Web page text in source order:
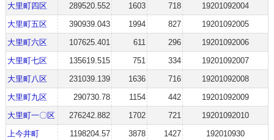
大里町四区
289520.552 1603 718
19201092004
大里町五区
390939.043 1994 827
19201092005
大里町六区
107625.401 611 296
19201092006
大里町七区
135619.515 751 334
19201092007
大里町八区
231039.139 1636 716
19201092008
大里町九区
290730.78 1154 442
19201092009
大里町一〇区
276242.882 1702 721
19201092010
上今井町
1198204.57 3878 1427
192010930